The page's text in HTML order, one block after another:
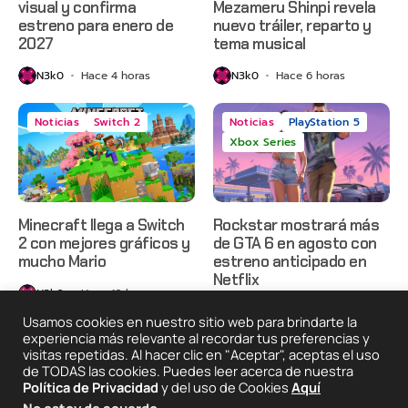
visual y confirma
estreno para enero de
2027
N3k0 Hace 4 horas
Mezameru Shinpi revela
nuevo tráiler, reparto y
tema musical
N3k0 Hace 6 horas
Noticias Switch 2
Minecraft llega a Switch
2 con mejores gráficos y
mucho Mario
N3k0 Hace 10 horas
Noticias
PlayStation 5
Xbox Series
Rockstar mostrará más
de GTA 6 en agosto con
estreno anticipado en
Netflix
2025 © Degeneraciónx.com | Anime, Games & Nothing
Else
Usamos cookies en nuestro sitio web para brindarte la
experiencia más relevante al recordar tus preferencias y
visitas repetidas. Al hacer clic en "Aceptar", aceptas el uso
de TODAS las cookies. Puedes leer acerca de nuestra
Política de Privacidad y del uso de Cookies Aquí